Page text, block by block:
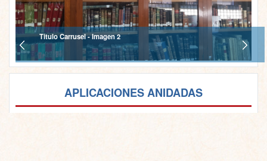
Titulo Carrusel - Imagen 2
APLICACIONES ANIDADAS